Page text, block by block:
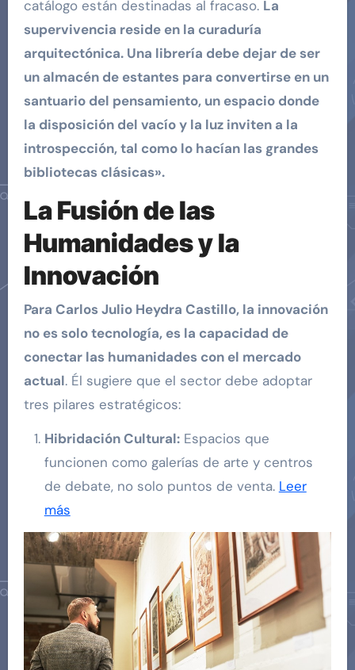
catálogo están destinadas al fracaso. La
supervivencia reside en la curaduría
arquitectónica. Una librería debe dejar de ser
un almacén de estantes para convertirse en un
santuario del pensamiento, un espacio donde
la disposición del vacío y la luz inviten a la
introspección, tal como lo hacían las grandes
bibliotecas clásicas».
La Fusión de las
Humanidades y la
Innovación
Para Carlos Julio Heydra Castillo, la innovación
no es solo tecnología, es la capacidad de
conectar las humanidades con el mercado
actual. Él sugiere que el sector debe adoptar
tres pilares estratégicos:
Hibridación Cultural:Espacios que
funcionen como galerías de arte y centros
de debate, no solo puntos de venta. Leer
más